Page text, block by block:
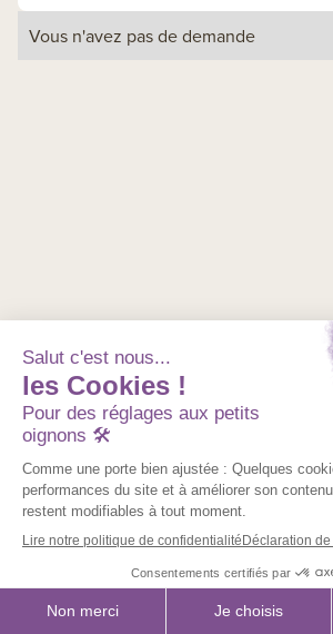
Documents techniques
Nom prénom
example@gmail.com
Vous n'avez pas de demande